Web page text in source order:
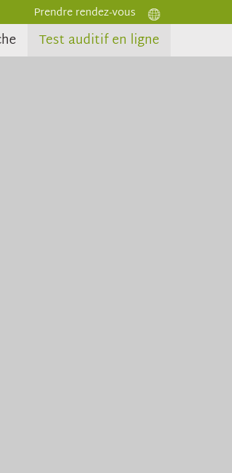
Prendre rendez-vous
Test auditif en ligne